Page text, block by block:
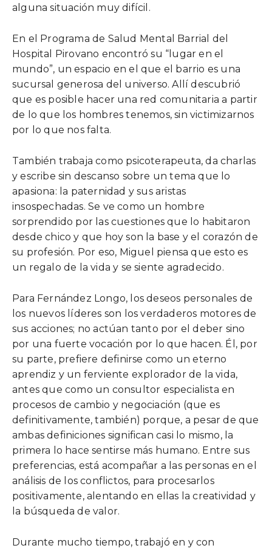
alguna situación muy difícil.
En el Programa de Salud Mental Barrial del
Hospital Pirovano encontró su “lugar en el
mundo”, un espacio en el que el barrio es una
sucursal generosa del universo. Allí descubrió
que es posible hacer una red comunitaria a partir
de lo que los hombres tenemos, sin victimizarnos
por lo que nos falta.
También trabaja como psicoterapeuta, da charlas
y escribe sin descanso sobre un tema que lo
apasiona: la paternidad y sus aristas
insospechadas. Se ve como un hombre
sorprendido por las cuestiones que lo habitaron
desde chico y que hoy son la base y el corazón de
su profesión. Por eso, Miguel piensa que esto es
un regalo de la vida y se siente agradecido.
Para Fernández Longo, los deseos personales de
los nuevos líderes son los verdaderos motores de
sus acciones; no actúan tanto por el deber sino
por una fuerte vocación por lo que hacen. Él, por
su parte, prefiere definirse como un eterno
aprendiz y un ferviente explorador de la vida,
antes que como un consultor especialista en
procesos de cambio y negociación (que es
definitivamente, también) porque, a pesar de que
ambas definiciones significan casi lo mismo, la
primera lo hace sentirse más humano. Entre sus
preferencias, está acompañar a las personas en el
análisis de los conflictos, para procesarlos
positivamente, alentando en ellas la creatividad y
la búsqueda de valor.
Durante mucho tiempo, trabajó en y con